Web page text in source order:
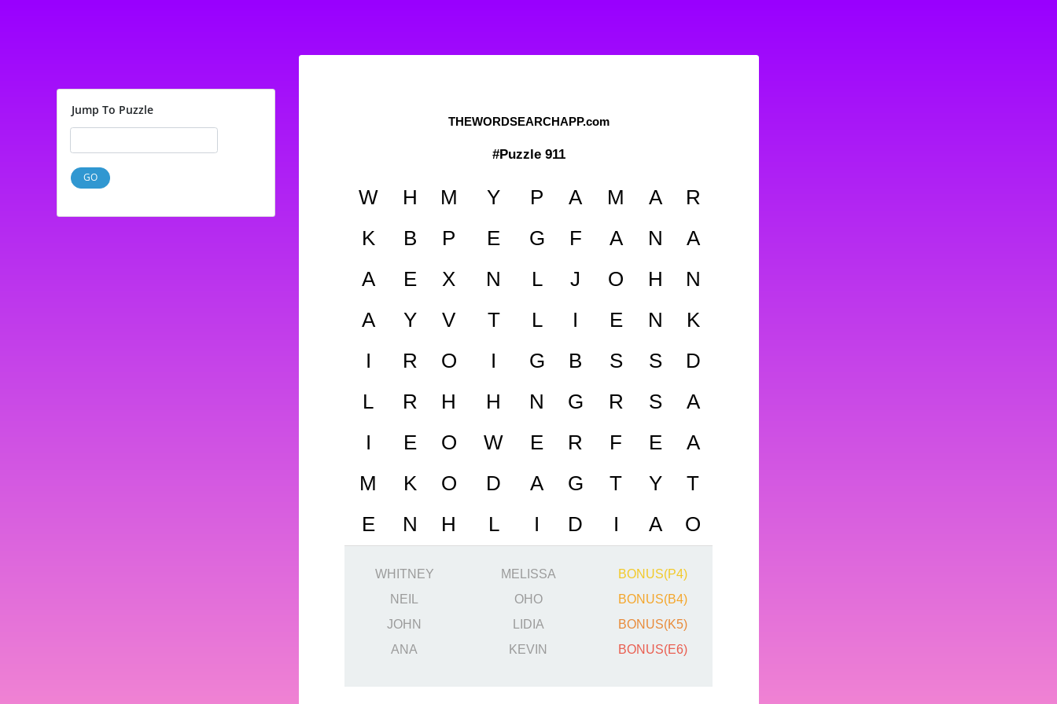
Jump To Puzzle
GO
THEWORDSEARCHAPP.com
#Puzzle 911
W H M Y P A M A
R
K
B P E G F A N
A
A
E X N L J O H
N
A
Y V T L I E N
K
I
R O I G B S S
D
L
R H H N G R S
A
I
E O W E R F E
A
M
K O D A G T Y
T
E
N H L I D I A O
WHITNEY
NEIL
JOHN
ANA
MELISSA
OHO
LIDIA
KEVIN
BONUS(P4)
BONUS(B4)
BONUS(K5)
BONUS(E6)